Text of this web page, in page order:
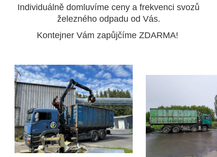
Individuálně domluvíme ceny a frekvenci svozů
železného odpadu od Vás.
Kontejner Vám zapůjčíme ZDARMA!